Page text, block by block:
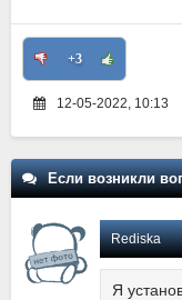
+3
12-05-2022, 10:13
Если возникли
Rediska
Я